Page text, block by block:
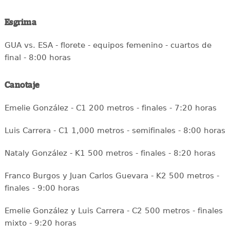
Esgrima
GUA vs. ESA - florete - equipos femenino - cuartos de
final - 8:00 horas
Canotaje
Emelie González - C1 200 metros - finales - 7:20 horas
Luis Carrera - C1 1,000 metros - semifinales - 8:00 horas
Nataly González - K1 500 metros - finales - 8:20 horas
Franco Burgos y Juan Carlos Guevara - K2 500 metros -
finales - 9:00 horas
Emelie González y Luis Carrera - C2 500 metros - finales
mixto - 9:20 horas